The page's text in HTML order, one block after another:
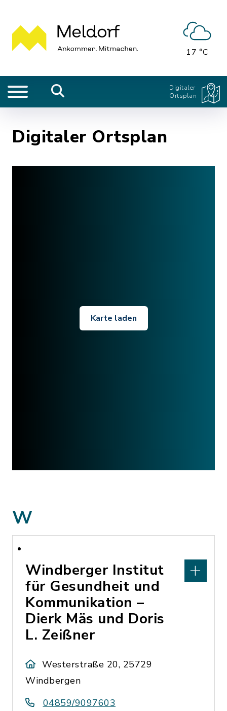
17 °C
Digitaler
Ortsplan
Digitaler Ortsplan
Karte laden
W
Windberger Institut
für Gesundheit und
Kommunikation –
Dierk Mäs und Doris
L. Zeißner
Westerstraße 20, 25729
Windbergen
04859/9097603